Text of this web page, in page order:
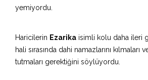
yemiyordu.
Haricilerin Ezarika isimli kolu daha ileri
hali sırasında dahi namazlarını kılmaları
tutmaları gerektiğini söylüyordu.